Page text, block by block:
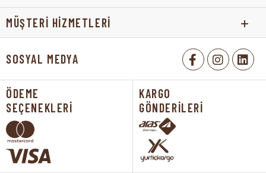
MÜŞTERİ HİZMETLERİ
SOSYAL MEDYA
ÖDEME
SEÇENEKLERİ
KARGO
GÖNDERİLERİ